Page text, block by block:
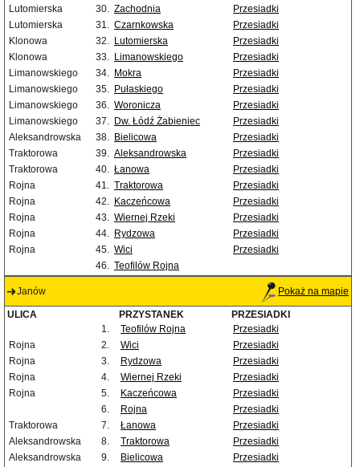
Lutomierska
30. Zachodnia
Przesiadki
Lutomierska
31. Czarnkowska
Przesiadki
Klonowa
32. Lutomierska
Przesiadki
Klonowa
33. Limanowskiego
Przesiadki
Limanowskiego
34. Mokra
Przesiadki
Limanowskiego
35. Pułaskiego
Przesiadki
Limanowskiego
36. Woronicza
Przesiadki
Limanowskiego
37. Dw. Łódź Żabieniec
Przesiadki
Aleksandrowska
38. Bielicowa
Przesiadki
Traktorowa
39. Aleksandrowska
Przesiadki
Traktorowa
40. Łanowa
Przesiadki
Rojna
41. Traktorowa
Przesiadki
Rojna
42. Kaczeńcowa
Przesiadki
Rojna
43. Wiernej Rzeki
Przesiadki
Rojna
44. Rydzowa
Przesiadki
Rojna
45. Wici
Przesiadki
46. Teofilów Rojna
Janów Pokaż na mapie
ULICA PRZYSTANEK
PRZESIADKI
1.
Teofilów Rojna
Przesiadki
Rojna
2. Wici
Przesiadki
Rojna
3. Rydzowa
Przesiadki
Rojna
4. Wiernej Rzeki
Przesiadki
Rojna
5. Kaczeńcowa
Przesiadki
6.
Rojna
Przesiadki
Traktorowa
7. Łanowa
Przesiadki
Aleksandrowska
8. Traktorowa
Przesiadki
Aleksandrowska
9. Bielicowa
Przesiadki